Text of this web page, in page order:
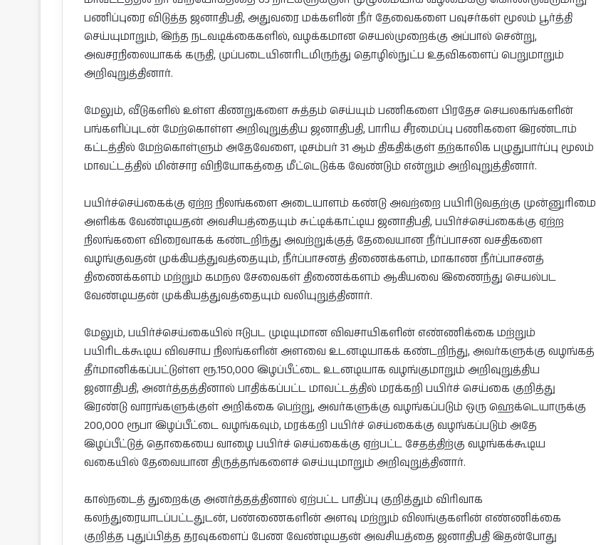
பணிப்புரை விடுத்த ஜனாதிபதி, அதுவரை மக்களின் நீர் தேவைகளை பவுசர்கள் மூலம் பூர்த்தி
செய்யுமாறும், இந்த நடவடிக்கைகளில், வழக்கமான செயல்முறைக்கு அப்பால் சென்று,
அவசரநிலையாகக் கருதி, முப்படையினரிடமிருந்து தொழில்நுட்ப உதவிகளைப் பெறுமாறும்
அறிவுறுத்தினார்.
மேலும், வீடுகளில் உள்ள கிணறுகளை சுத்தம் செய்யும் பணிகளை பிரதேச செயலகங்களின்
பங்களிப்புடன் மேற்கொள்ள அறிவுறுத்திய ஜனாதிபதி, பாரிய சீரமைப்பு பணிகளை இரண்டாம்
கட்டத்தில் மேற்கொள்ளும் அதேவேளை, டிசம்பர் 31 ஆம் திகதிக்குள் தற்காலிக பழுதுபார்ப்பு மூலம்
மாவட்டத்தில் மின்சார விநியோகத்தை மீட்டெடுக்க வேண்டும் என்றும் அறிவுறுத்தினார்.
பயிர்ச்செய்கைக்கு ஏற்ற நிலங்களை அடையாளம் கண்டு அவற்றை பயிரிடுவதற்கு முன்னுரிமை
அளிக்க வேண்டியதன் அவசியத்தையும் சுட்டிக்காட்டிய ஜனாதிபதி, பயிர்ச்செய்கைக்கு ஏற்ற
நிலங்களை விரைவாகக் கண்டறிந்து அவற்றுக்குத் தேவையான நீர்ப்பாசன வசதிகளை
வழங்குவதன் முக்கியத்துவத்தையும், நீர்ப்பாசனத் திணைக்களம், மாகாண நீர்ப்பாசனத்
திணைக்களம் மற்றும் கமநல சேவைகள் திணைக்களம் ஆகியவை இணைந்து செயல்பட
வேண்டியதன் முக்கியத்துவத்தையும் வலியுறுத்தினார்.
மேலும், பயிர்ச்செய்கையில் ஈடுபட முடியுமான விவசாயிகளின் எண்ணிக்கை மற்றும்
பயிரிடக்கூடிய விவசாய நிலங்களின் அளவை உடனடியாகக் கண்டறிந்து, அவர்களுக்கு வழங்கத்
தீர்மானிக்கப்பட்டுள்ள ரூ.150,000 இழப்பீட்டை உடனடியாக வழங்குமாறும் அறிவுறுத்திய
ஜனாதிபதி, அனர்த்தத்தினால் பாதிக்கப்பட்ட மாவட்டத்தில் மரக்கறி பயிர்ச் செய்கை குறித்து
இரண்டு வாரங்களுக்குள் அறிக்கை பெற்று, அவர்களுக்கு வழங்கப்படும் ஒரு ஹெக்டெயாருக்கு
200,000 ரூபா இழப்பீட்டை வழங்கவும், மரக்கறி பயிர்ச் செய்கைக்கு வழங்கப்படும் அதே
இழப்பீட்டுத் தொகையை வாழை பயிர்ச் செய்கைக்கு ஏற்பட்ட சேதத்திற்கு வழங்கக்கூடிய
வகையில் தேவையான திருத்தங்களைச் செய்யுமாறும் அறிவுறுத்தினார்.
கால்நடைத் துறைக்கு அனர்த்தத்தினால் ஏற்பட்ட பாதிப்பு குறித்தும் விரிவாக
கலந்துரையாடப்பட்டதுடன், பண்ணைகளின் அளவு மற்றும் விலங்குகளின் எண்ணிக்கை
குறித்த புதுப்பித்த தரவுகளைப் பேண வேண்டியதன் அவசியத்தை ஜனாதிபதி இதன்போது